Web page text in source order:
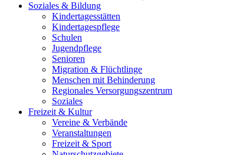
Soziales & Bildung
Kindertagesstätten
Kindertagespflege
Schulen
Jugendpflege
Senioren
Migration & Flüchtlinge
Menschen mit Behinderung
Regionales Versorgungszentrum
Soziales
Freizeit & Kultur
Vereine & Verbände
Veranstaltungen
Freizeit & Sport